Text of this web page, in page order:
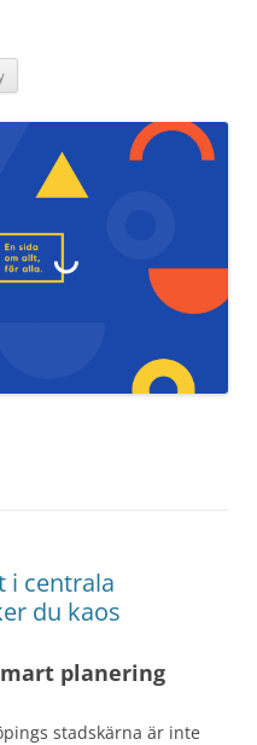
Hoppa
innehåll
i centrala
du kaos
planering
stadskärna är inte